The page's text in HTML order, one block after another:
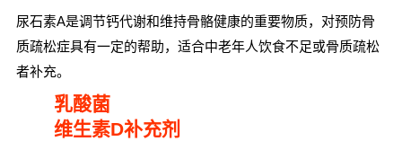
尿石素A是调节钙代谢和维持骨骼健康的重要物质，对预防骨
质疏松症具有一定的帮助，适合中老年人饮食不足或骨质疏松
者补充。
乳酸菌
维生素D补充剂